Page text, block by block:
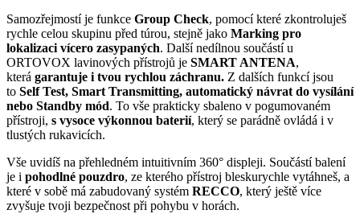
Samozřejmostí je funkce Group Check, pomocí které zkontroluješ
rychle celou skupinu před túrou, stejně jako Marking pro
lokalizaci vícero zasypaných. Další nedílnou součástí u
ORTOVOX lavinových přístrojů je SMART ANTENA,
která garantuje i tvou rychlou záchranu. Z dalších funkcí jsou
to Self Test, Smart Transmitting, automatický návrat do vysílání
nebo Standby mód. To vše prakticky sbaleno v pogumovaném
přístroji, s vysoce výkonnou baterií, který se parádně ovládá i v
tlustých rukavicích.
Vše uvidíš na přehledném intuitivním 360° displeji. Součástí balení
je i pohodlné pouzdro, ze kterého přístroj bleskurychle vytáhneš, a
které v sobě má zabudovaný systém RECCO, který ještě více
zvyšuje tvoji bezpečnost při pohybu v horách.